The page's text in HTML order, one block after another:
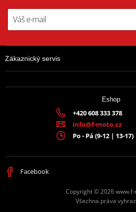
Zákaznický servis
Eshop
+420 608 333 378
info@f-moto.cz
Po - Pá (9-12 | 13-17)
Facebook
Copyright © 2026 www.f-
Všechna práva